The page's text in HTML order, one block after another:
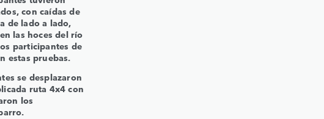
con caídas de
de lado a lado,
las hoces del río
participantes de
estas pruebas.
se desplazaron
ruta 4x4 con
los